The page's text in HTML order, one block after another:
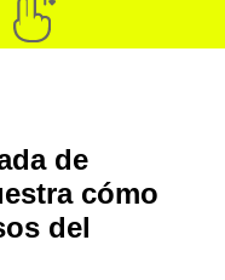
de
cómo
del